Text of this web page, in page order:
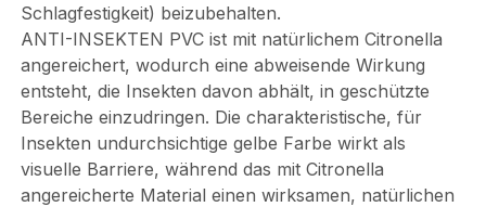
Schlagfestigkeit) beizubehalten.
ANTI-INSEKTEN PVC ist mit natürlichem Citronella
angereichert, wodurch eine abweisende Wirkung
entsteht, die Insekten davon abhält, in geschützte
Bereiche einzudringen. Die charakteristische, für
Insekten undurchsichtige gelbe Farbe wirkt als
visuelle Barriere, während das mit Citronella
angereicherte Material einen wirksamen, natürlichen